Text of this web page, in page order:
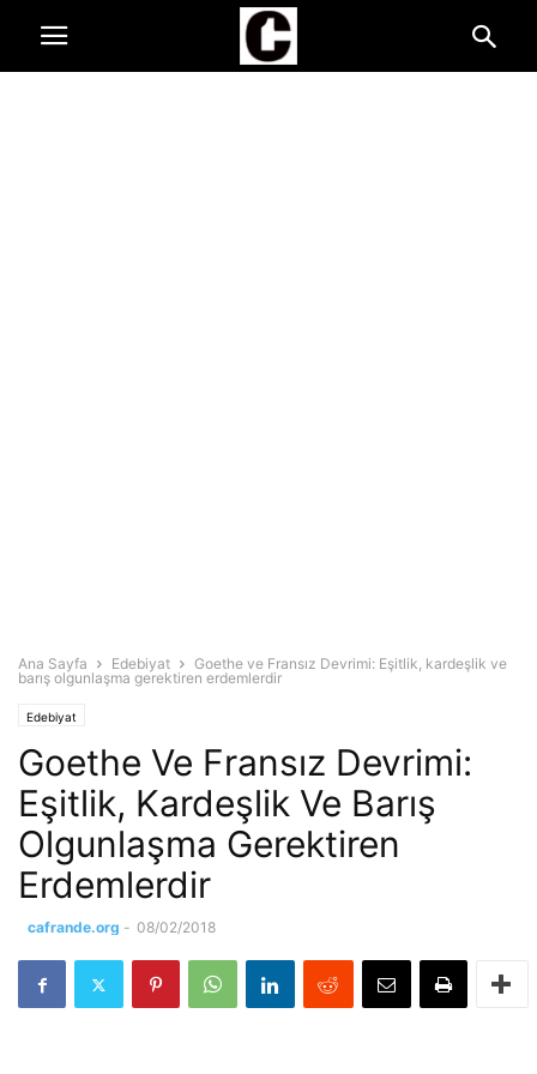
Ana Sayfa Edebiyat
Goethe ve Fransız Devrimi: Eşitlik, kardeşlik ve
barış olgunlaşma gerektiren erdemlerdir
Edebiyat
Goethe Ve Fransız Devrimi:
Eşitlik, Kardeşlik Ve Barış
Olgunlaşma Gerektiren
Erdemlerdir
cafrande.org - 08/02/2018